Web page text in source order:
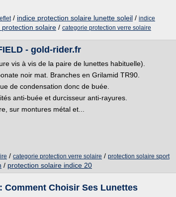
/ indice protection solaire lunette soleil / indice
solaire / categorie protection verre solaire
- gold-rider.fr
vis à vis de la paire de lunettes habituelle).
noir mat. Branches en Grilamid TR90.
de condensation donc de buée.
anti-buée et durcisseur anti-rayures.
sur montures métal et...
/ categorie protection verre solaire / protection solaire sport
/ protection solaire indice 20
Comment Choisir Ses Lunettes